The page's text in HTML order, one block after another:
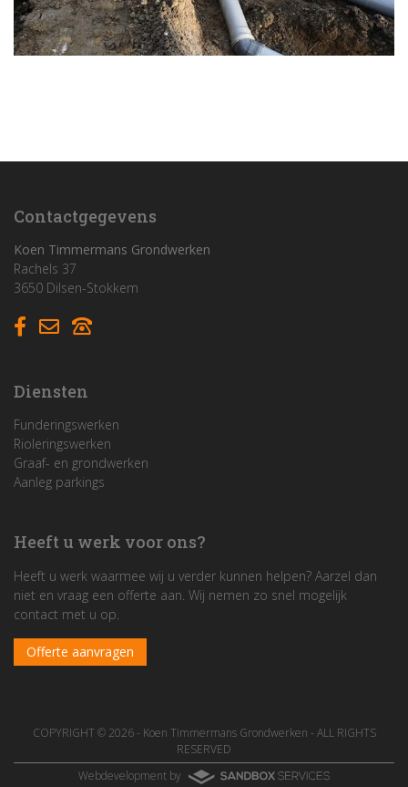
Contactgegevens
Koen Timmermans Grondwerken
Rachels 37
3650 Dilsen-Stokkem
Diensten
Funderingswerken
Rioleringswerken
Graaf- en grondwerken
Aanleg parkings
Heeft u werk voor ons?
Heeft u werk waarmee wij u verder kunnen helpen? Aarzel dan
niet en vraag een offerte aan. Wij nemen zo snel mogelijk
contact met u op.
Offerte aanvragen
COPYRIGHT © 2026 - Koen Timmermans Grondwerken - ALL RIGHTS
RESERVED
Webdevelopment by